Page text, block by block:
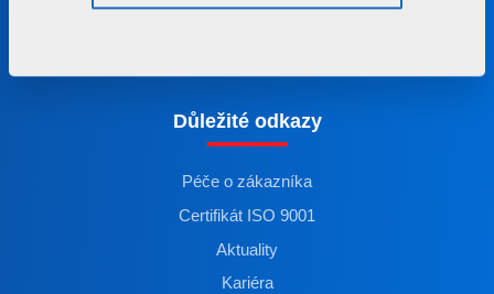
Extruze a výroba krmných směsí
Důležité odkazy
Péče o zákazníka
Certifikát ISO 9001
Aktuality
Kariéra